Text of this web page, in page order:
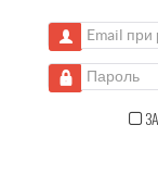
Email при
Пароль